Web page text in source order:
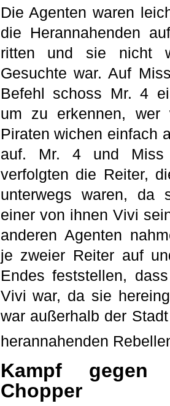
Die Agenten waren
die Herannahenden
ritten und sie nicht
Gesuchte war. Auf
Befehl schoss Mr. 4
um zu erkennen,
Piraten wichen einfach
auf. Mr. 4 und Miss
verfolgten die Reiter,
unterwegs waren, da
einer von ihnen Vivi
anderen Agenten
je zweier Reiter auf
Endes feststellen,
Vivi war, da sie
war außerhalb der
herannahenden
Kampf
Chopper